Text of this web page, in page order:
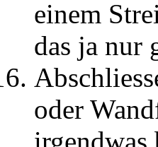
einem
das ja nur
oder